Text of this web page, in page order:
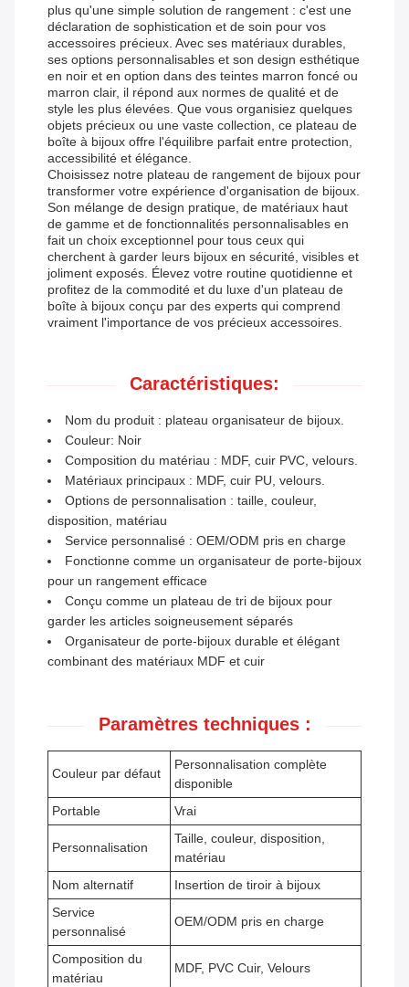
plus qu'une simple solution de rangement : c'est une
déclaration de sophistication et de soin pour vos
accessoires précieux. Avec ses matériaux durables,
ses options personnalisables et son design esthétique
en noir et en option dans des teintes marron foncé ou
marron clair, il répond aux normes de qualité et de
style les plus élevées. Que vous organisiez quelques
objets précieux ou une vaste collection, ce plateau de
boîte à bijoux offre l'équilibre parfait entre protection,
accessibilité et élégance.
Choisissez notre plateau de rangement de bijoux pour
transformer votre expérience d'organisation de bijoux.
Son mélange de design pratique, de matériaux haut
de gamme et de fonctionnalités personnalisables en
fait un choix exceptionnel pour tous ceux qui
cherchent à garder leurs bijoux en sécurité, visibles et
joliment exposés. Élevez votre routine quotidienne et
profitez de la commodité et du luxe d'un plateau de
boîte à bijoux conçu par des experts qui comprend
vraiment l'importance de vos précieux accessoires.
Caractéristiques:
Nom du produit : plateau organisateur de bijoux.
Couleur: Noir
Composition du matériau : MDF, cuir PVC, velours.
Matériaux principaux : MDF, cuir PU, velours.
Options de personnalisation : taille, couleur,
disposition, matériau
Service personnalisé : OEM/ODM pris en charge
Fonctionne comme un organisateur de porte-bijoux
pour un rangement efficace
Conçu comme un plateau de tri de bijoux pour
garder les articles soigneusement séparés
Organisateur de porte-bijoux durable et élégant
combinant des matériaux MDF et cuir
Paramètres techniques :
Couleur par défaut
Personnalisation complète
disponible
Portable
Vrai
Personnalisation
Taille, couleur, disposition,
matériau
Nom alternatif
Insertion de tiroir à bijoux
Service
personnalisé
OEM/ODM pris en charge
Composition du
matériau
MDF, PVC Cuir, Velours